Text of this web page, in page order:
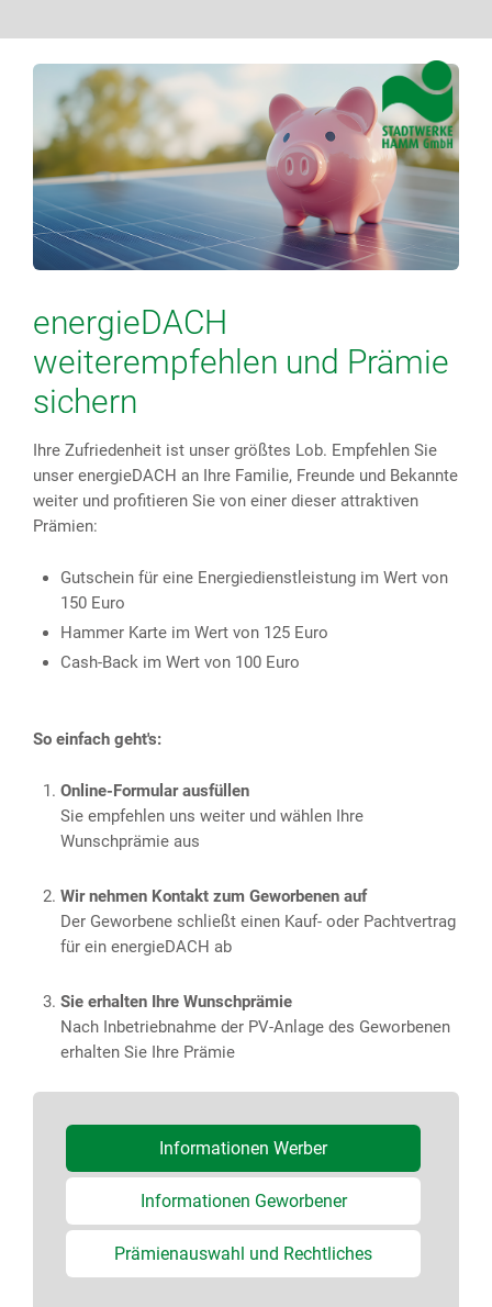
energieDACH
weiterempfehlen und Prämie
sichern
Ihre Zufriedenheit ist unser größtes Lob. Empfehlen Sie
unser energieDACH an Ihre Familie, Freunde und Bekannte
weiter und profitieren Sie von einer dieser attraktiven
Prämien:
Gutschein für eine Energiedienstleistung im Wert von
150 Euro
Hammer Karte im Wert von 125 Euro
Cash-Back im Wert von 100 Euro
So einfach geht's:
Online-Formular ausfüllen
Sie empfehlen uns weiter und wählen Ihre
Wunschprämie aus
Wir nehmen Kontakt zum Geworbenen auf
Der Geworbene schließt einen Kauf- oder Pachtvertrag
für ein energieDACH ab
Sie erhalten Ihre Wunschprämie
Nach Inbetriebnahme der PV-Anlage des Geworbenen
erhalten Sie Ihre Prämie
Informationen Werber
Informationen Geworbener
Prämienauswahl und Rechtliches